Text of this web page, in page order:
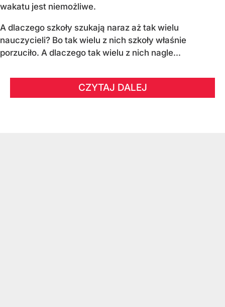
wakatu jest niemożliwe.
A dlaczego szkoły szukają naraz aż tak wielu
nauczycieli? Bo tak wielu z nich szkoły właśnie
porzuciło. A dlaczego tak wielu z nich nagle...
CZYTAJ DALEJ